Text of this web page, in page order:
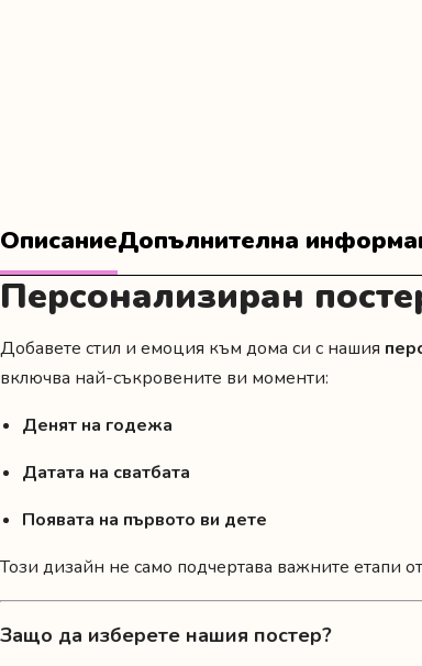
ОписаниеДопълнителна
Персонализиран
Добавете стил и емоция към дома си с нашия
включва най-съкровените ви моменти:
Денят на годежа
Датата на сватбата
Появата на първото ви дете
Този дизайн не само подчертава важните етапи
Защо да изберете нашия постер?